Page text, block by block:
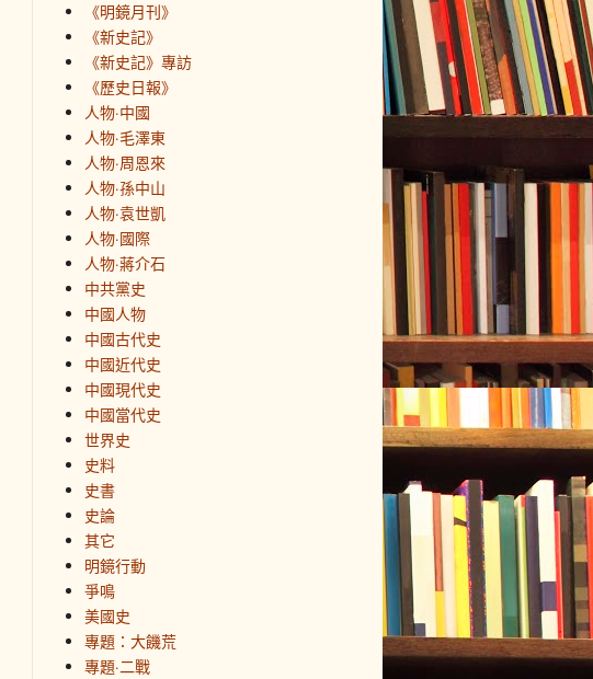
《明鏡月刊》
《新史記》
《新史記》專訪
《歷史日報》
人物·中國
人物·毛澤東
人物·周恩來
人物·孫中山
人物·袁世凱
人物·國際
人物·蔣介石
中共黨史
中國人物
中國古代史
中國近代史
中國現代史
中國當代史
世界史
史料
史書
史論
其它
明鏡行動
爭鳴
美國史
專題：大饑荒
專題·二戰